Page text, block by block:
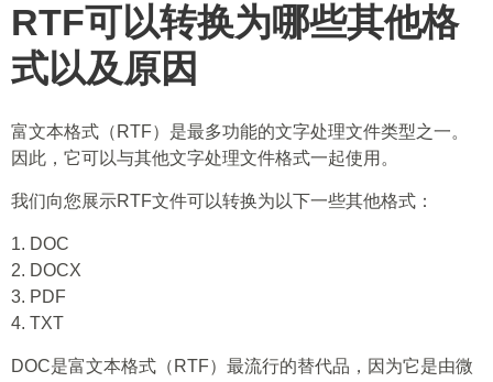
RTF可以转换为哪些其他格
式以及原因
富文本格式（RTF）是最多功能的文字处理文件类型之一。
因此，它可以与其他文字处理文件格式一起使用。
我们向您展示RTF文件可以转换为以下一些其他格式：
1. DOC
2. DOCX
3. PDF
4. TXT
DOC是富文本格式（RTF）最流行的替代品，因为它是由微